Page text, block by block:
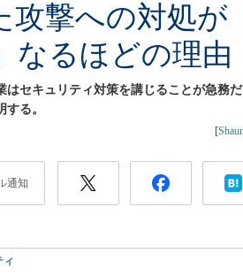
攻撃への対処が
なるほどの理由
セキュリティ対策を講じることが急務
る。
[
通知
ィ